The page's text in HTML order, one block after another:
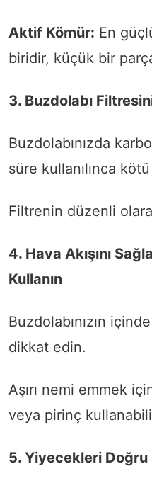
Aktif Kömür: En
biridir, küçük bir
3. Buzdolabı
Buzdolabınızda
süre kullanılınca
Filtrenin düzenli
4. Hava Akışını
Kullanın
Buzdolabınızın
dikkat edin.
Aşırı nemi emmek
veya pirinç
5. Yiyecekleri Doğru